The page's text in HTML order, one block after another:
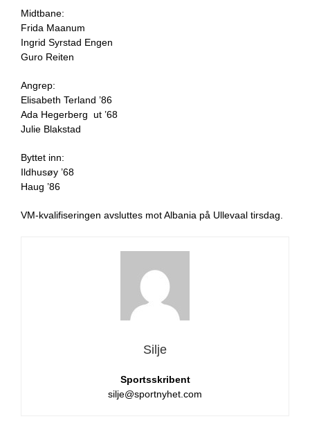
Midtbane:
Frida Maanum
Ingrid Syrstad Engen
Guro Reiten
Angrep:
Elisabeth Terland ’86
Ada Hegerberg ut ’68
Julie Blakstad
Byttet inn:
Ildhusøy ’68
Haug ’86
VM-kvalifiseringen avsluttes mot Albania på Ullevaal tirsdag.
Silje
Sportsskribent
silje@sportnyhet.com